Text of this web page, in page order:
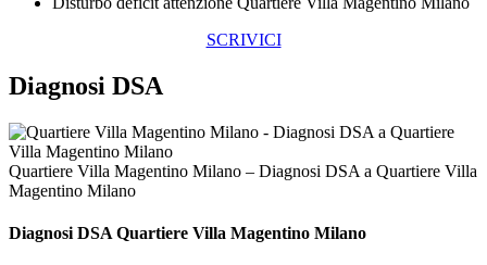
SCRIVICI
Diagnosi DSA
Quartiere Villa Magentino Milano – Diagnosi DSA a Quartiere Villa
Magentino Milano
Diagnosi DSA Quartiere Villa Magentino Milano